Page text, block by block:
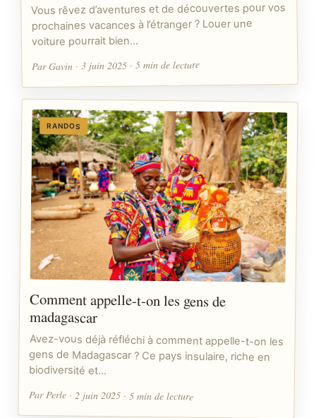
Vous rêvez d’aventures et de découvertes pour vos
prochaines vacances à l’étranger ? Louer une
voiture pourrait bien…
Par Gavin · 3 juin 2025 · 5 min de lecture
RANDOS
Comment appelle-t-on les gens de
madagascar
Avez-vous déjà réfléchi à comment appelle-t-on les
gens de Madagascar ? Ce pays insulaire, riche en
biodiversité et…
Par Perle · 2 juin 2025 · 5 min de lecture